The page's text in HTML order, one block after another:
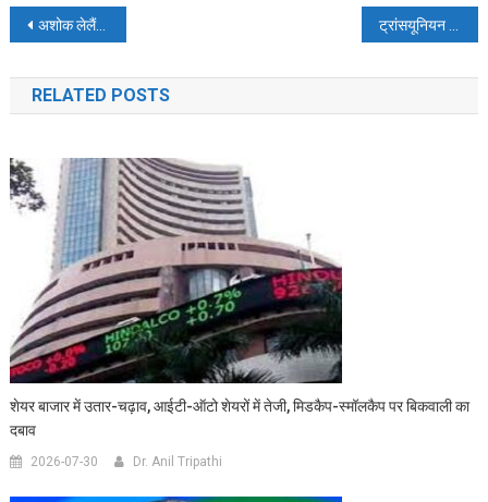
Post
navigation
अशोक लेलैंड ने बीएस-6 टैक्नोलाॅजी के साथ मॉड्यूलर प्लेटफॉर्म वाहन बाजार में उतारे
RELATED POSTS
शेयर बाजार में उतार-चढ़ाव, आईटी-ऑटो शेयरों में तेजी, मिडकैप-स्मॉलकैप पर बिकवाली का
दबाव
2026-07-30 Dr. Anil Tripathi